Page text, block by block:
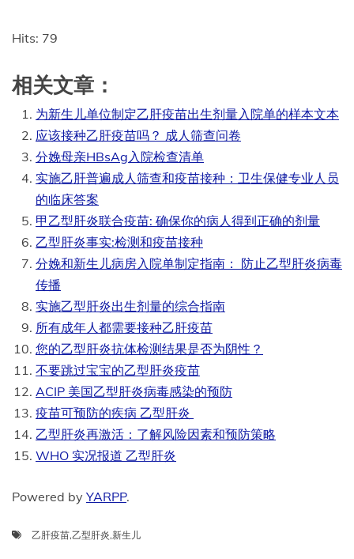
Hits: 79
相关文章：
为新生儿单位制定乙肝疫苗出生剂量入院单的样本文本
应该接种乙肝疫苗吗？ 成人筛查问卷
分娩母亲HBsAg入院检查清单
实施乙肝普遍成人筛查和疫苗接种：卫生保健专业人员
的临床答案
甲乙型肝炎联合疫苗: 确保你的病人得到正确的剂量
乙型肝炎事实:检测和疫苗接种
分娩和新生儿病房入院单制定指南： 防止乙型肝炎病毒
传播
实施乙型肝炎出生剂量的综合指南
所有成年人都需要接种乙肝疫苗
您的乙型肝炎抗体检测结果是否为阴性？
不要跳过宝宝的乙型肝炎疫苗
ACIP 美国乙型肝炎病毒感染的预防
疫苗可预防的疾病 乙型肝炎
乙型肝炎再激活：了解风险因素和预防策略
WHO 实况报道 乙型肝炎
Powered by YARPP.
乙肝疫苗,乙型肝炎,新生儿